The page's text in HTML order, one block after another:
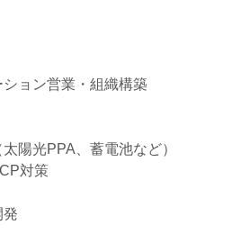
ョン営業・組織構築
陽光PPA、蓄電池など）
対策
発